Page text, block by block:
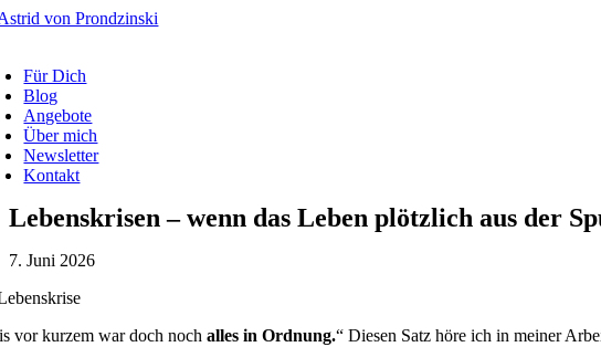
Zum
Für Dich
Blog
Angebote
Über mich
Newsletter
Kontakt
Lebenskrisen – wenn das Leben plötzlich aus der
7. Juni 2026
vor kurzem war doch nochalles in Ordnung.“ Diesen Satz höre ich in meiner